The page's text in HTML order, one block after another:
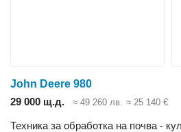
John Deere 980
29 000 щ.д.
≈ 49 260 лв. ≈ 25 140 €
Техника за обработка на почва -